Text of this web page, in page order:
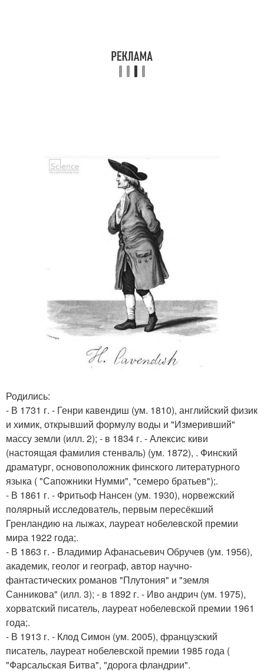
Родились:
- В 1731 г. - Генри кавендиш (ум. 1810), английский физик
и химик, открывший формулу воды и "Измеривший"
массу земли (илл. 2); - в 1834 г. - Алексис киви
(настоящая фамилия стенваль) (ум. 1872), . Финский
драматург, основоположник финского литературного
языка ( "Сапожники Нумми", "семеро братьев");.
- В 1861 г. - Фритьоф Нансен (ум. 1930), норвежский
полярный исследователь, первым пересёкший
Гренландию на лыжах, лауреат нобелевской премии
мира 1922 года;.
- В 1863 г. - Владимир Афанасьевич Обручев (ум. 1956),
академик, геолог и географ, автор научно-
фантастических романов "Плутония" и "земля
Санникова" (илл. 3); - в 1892 г. - Иво андрич (ум. 1975),
хорватский писатель, лауреат нобелевской премии 1961
года;.
- В 1913 г. - Клод Симон (ум. 2005), французский
писатель, лауреат нобелевской премии 1985 года (
"Фарсальская Битва", "дорога фландрии".